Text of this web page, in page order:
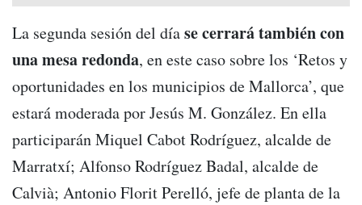
La segunda sesión del díase cerrará también con
una mesa redonda, en este caso sobre los ‘Retos y
oportunidades en los municipios de Mallorca’, que
estará moderada por Jesús M. González. En ella
participarán Miquel Cabot Rodríguez, alcalde de
Marratxí; Alfonso Rodríguez Badal, alcalde de
Calvià; Antonio Florit Perelló, jefe de planta de la